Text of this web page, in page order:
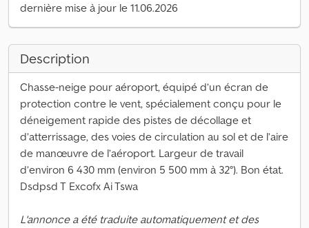
dernière mise à jour le 11.06.2026
Description
Chasse-neige pour aéroport, équipé d’un écran de
protection contre le vent, spécialement conçu pour le
déneigement rapide des pistes de décollage et
d’atterrissage, des voies de circulation au sol et de l’aire
de manœuvre de l’aéroport. Largeur de travail
d’environ 6 430 mm (environ 5 500 mm à 32°). Bon état.
Dsdpsd T Excofx Ai Tswa
L'annonce a été traduite automatiquement et des